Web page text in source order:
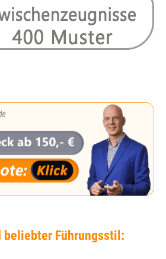
beliebter Führungsstil: